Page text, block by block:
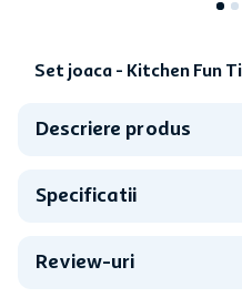
Set joaca - Kitchen Fun
Descriere produs
Specificatii
Review-uri